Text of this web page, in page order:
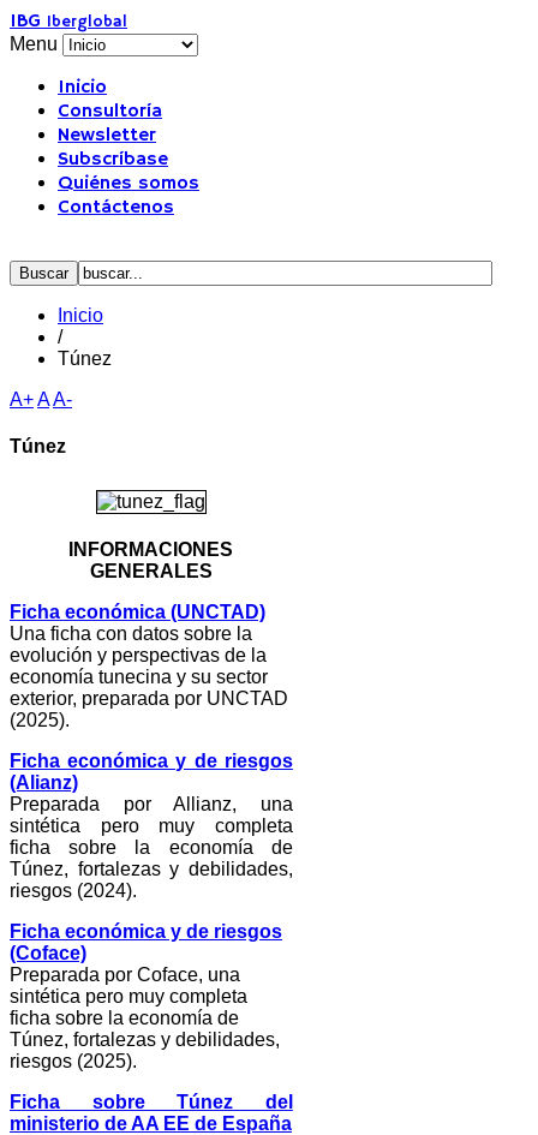
IBG Iberglobal
Menu
Inicio
Consultoría
Newsletter
Subscríbase
Quiénes somos
Contáctenos
Inicio
/
Túnez
A+AA-
Túnez
INFORMACIONES
GENERALES
Ficha económica (UNCTAD)
Una ficha con datos sobre la
evolución y perspectivas de la
economía tunecina y su sector
exterior, preparada por UNCTAD
(2025).
Ficha económica y de riesgos
(Alianz)
Preparada por Allianz, una
sintética pero muy completa
ficha sobre la economía de
Túnez, fortalezas y debilidades,
riesgos (2024).
Ficha económica y de riesgos
(Coface)
Preparada por Coface, una
sintética pero muy completa
ficha sobre la economía de
Túnez, fortalezas y debilidades,
riesgos (2025).
Ficha sobre Túnez del
ministerio de AA EE de España